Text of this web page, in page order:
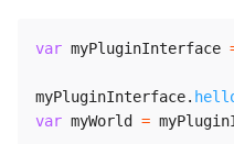
var myPluginInterface
myPluginInterface.
var myWorld =